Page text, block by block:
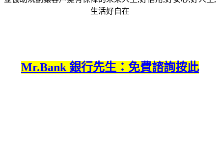
生活好自在
Mr.Bank 銀行先生：免費諮詢按此